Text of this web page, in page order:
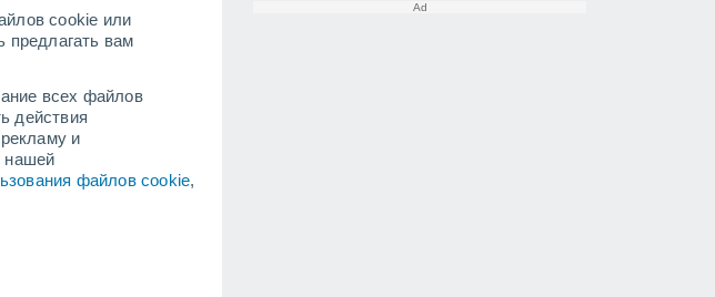
cookie или
предлагать вам
всех файлов
действия
и
нашей
файлов cookie,